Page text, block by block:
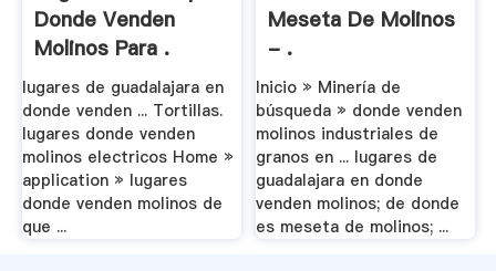
Donde Venden
Molinos Para .
lugares de guadalajara en
donde venden ... Tortillas.
lugares donde venden
molinos electricos Home »
application » lugares
donde venden molinos de
que ...
Meseta De Molinos
- .
Inicio » Minería de
búsqueda » donde venden
molinos industriales de
granos en ... lugares de
guadalajara en donde
venden molinos; de donde
es meseta de molinos; ...